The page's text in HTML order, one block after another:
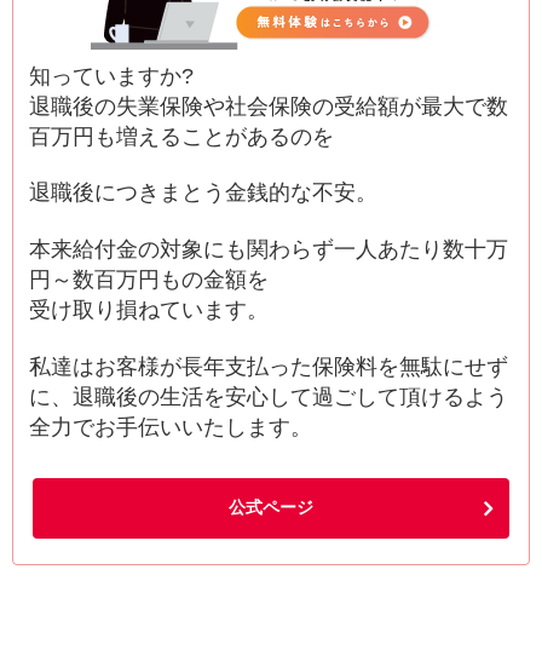
知っていますか?
退職後の失業保険や社会保険の受給額が最大で数
百万円も増えることがあるのを
退職後につきまとう金銭的な不安。
本来給付金の対象にも関わらず一人あたり数十万
円～数百万円もの金額を
受け取り損ねています。
私達はお客様が長年支払った保険料を無駄にせず
に、退職後の生活を安心して過ごして頂けるよう
全力でお手伝いいたします。
公式ページ